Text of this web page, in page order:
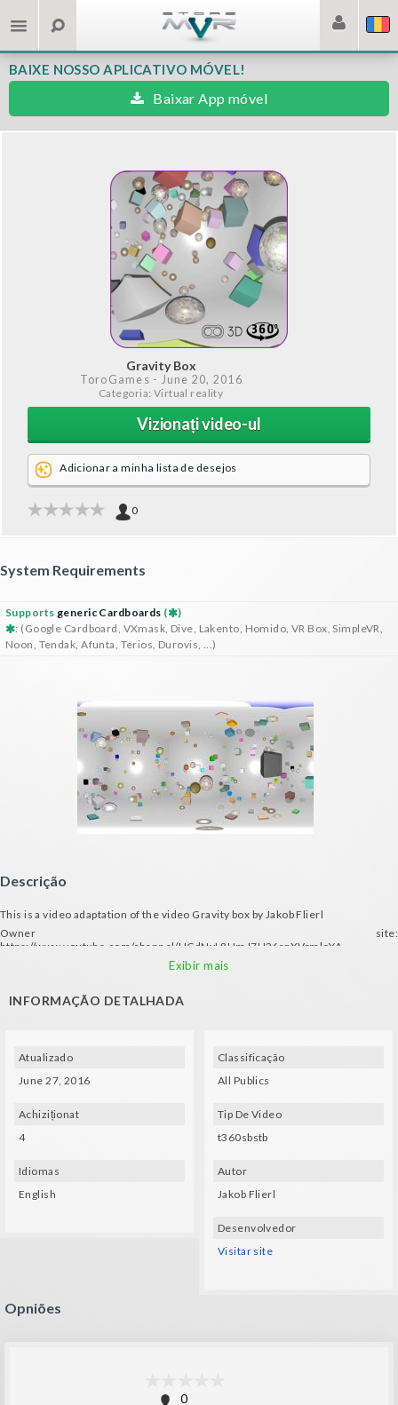
BAIXE NOSSO APLICATIVO MÓVEL!
Baixar App móvel
Gravity Box
ToroGames - June 20, 2016
Categoria: Virtual reality
Vizionați video-ul
Adicionar a minha lista de desejos
0
System Requirements
Supports generic Cardboards (
)
: (Google Cardboard, VXmask, Dive, Lakento, Homido, VR Box, SimpleVR,
Noon, Tendak, Afunta, Terios, Durovis, ...)
Descrição
This is a video adaptation of the video Gravity box by Jakob Flierl
Owner site:
https://www.youtube.com/channel/UCdNvL8UmJ7H26rqXVrmloYA
ALL RIGHTS RESERVED © Jakob FlierlExibir mais
INFORMAÇÃO DETALHADA
Atualizado
June 27, 2016
Achiziționat
4
Idiomas
English
Classificação
All Publics
Tip De Video
t360sbstb
Autor
Jakob Flierl
Desenvolvedor
Visitar site
Opniões
0